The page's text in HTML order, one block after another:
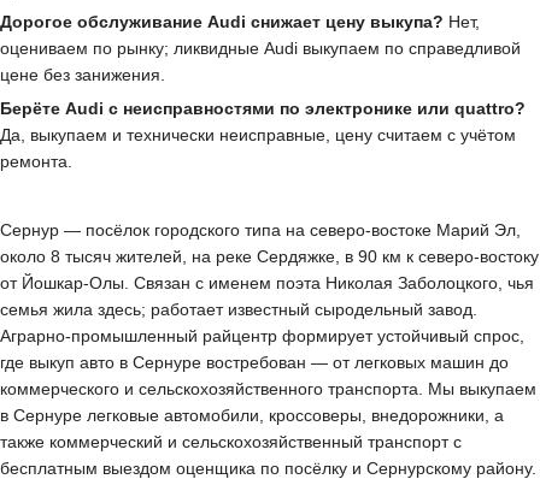
Дорогое обслуживание Audi снижает цену выкупа? Нет,
оцениваем по рынку; ликвидные Audi выкупаем по справедливой
цене без занижения.
Берёте Audi с неисправностями по электронике или quattro?
Да, выкупаем и технически неисправные, цену считаем с учётом
ремонта.
Сернур — посёлок городского типа на северо-востоке Марий Эл,
около 8 тысяч жителей, на реке Сердяжке, в 90 км к северо-востоку
от Йошкар-Олы. Связан с именем поэта Николая Заболоцкого, чья
семья жила здесь; работает известный сыродельный завод.
Аграрно-промышленный райцентр формирует устойчивый спрос,
где выкуп авто в Сернуре востребован — от легковых машин до
коммерческого и сельскохозяйственного транспорта. Мы выкупаем
в Сернуре легковые автомобили, кроссоверы, внедорожники, а
также коммерческий и сельскохозяйственный транспорт с
бесплатным выездом оценщика по посёлку и Сернурскому району.